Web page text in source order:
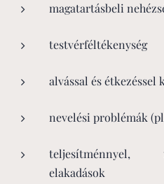
magatartásbeli
testvérféltékenység
alvással és étkezéssel
nevelési problémák
teljesítménnyel,
elakadások